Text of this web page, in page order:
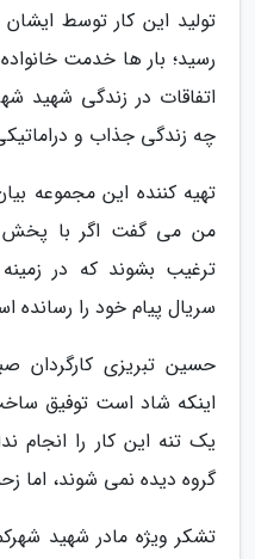
تولید این کار توسط ایشان
رسید؛ بار ها خدمت
اتفاقات در زندگی شهید
چه زندگی جذاب و
تهیه کننده این مجموعه
من می گفت اگر با
ترغیب بشوند که در
سریال پیام خود را رسانده
حسین تبریزی کارگردان
اینکه شاد است توفیق
گروه دیده نمی شوند، اما
تشکر ویژه مادر شهید